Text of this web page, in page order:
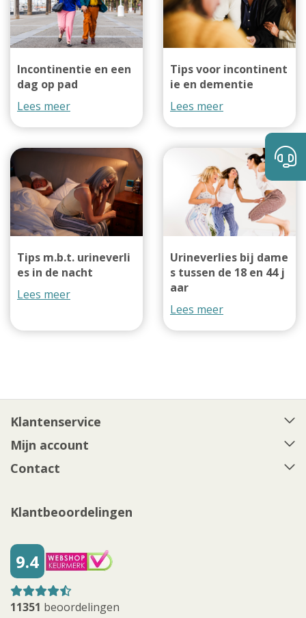
Incontinentie en een
dag op pad
Lees meer
Tips voor incontinent
ie en dementie
Lees meer
Tips m.b.t. urineverli
es in de nacht
Lees meer
Urineverlies bij dame
s tussen de 18 en 44 j
aar
Lees meer
Klantenservice
Mijn account
Contact
Klantbeoordelingen
9.4
11351 beoordelingen